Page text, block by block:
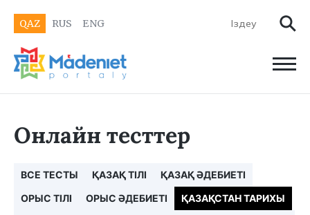
QAZ RUS ENG
Онлайн тесттер
ВСЕ ТЕСТЫ ҚАЗАҚ ТІЛІ
ҚАЗАҚ ӘДЕБИЕТІ
ОРЫС ТІЛІ
ОРЫС ӘДЕБИЕТІ
ҚАЗАҚСТАН ТАРИХЫ